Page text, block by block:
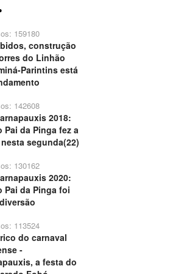
159180
construção
do Linhão
Parintins está
142608
2018:
Pai da Pinga fez a
segunda(22)
130162
2020:
Pai da Pinga foi
113524
do carnaval
-
a festa do